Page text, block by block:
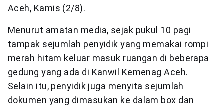
Aceh, Kamis (2/8).
Menurut amatan media, sejak pukul 10 pagi
tampak sejumlah penyidik yang memakai rompi
merah hitam keluar masuk ruangan di beberapa
gedung yang ada di Kanwil Kemenag Aceh.
Selain itu, penyidik juga menyita sejumlah
dokumen yang dimasukan ke dalam box dan